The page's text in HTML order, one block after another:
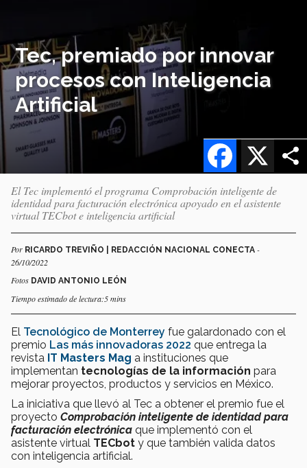
Tec, premiado por innovar
procesos con Inteligencia
Artificial
X
Facebook
El Tec implementó el programa Comprobación inteligente de
identidad para facturación electrónica apoyado en el asistente
virtual TECbot e inteligencia artificial
Por RICARDO TREVIÑO | REDACCIÓN NACIONAL CONECTA -
26/10/2022
Fotos DAVID ANTONIO LEÓN
Tiempo estimado de lectura:5 mins
El Tecnológico de Monterrey fue galardonado con el
premio Las más innovadoras 2022 que entrega la
revista IT Masters Mag a instituciones que
implementan tecnologías de la información para
mejorar proyectos, productos y servicios en México.
La iniciativa que llevó al Tec a obtener el premio fue el
proyecto Comprobación inteligente de identidad para
facturación electrónica que implementó con el
asistente virtual TECbot y que también valida datos
con inteligencia artificial.